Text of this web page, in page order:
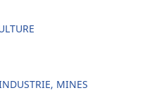
MINES